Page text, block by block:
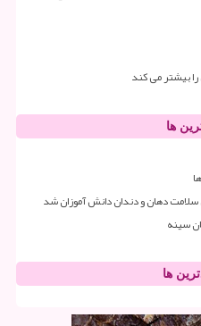
بیشتر می کند
ها
دهان و دندان دانش آموزان شد
سینه
ها